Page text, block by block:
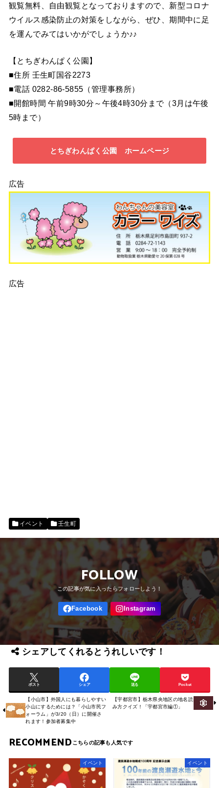
観覧無料、自由観覧となっておりますので、新型コロナ
ウイルス感染防止の対策をしながら、ぜひ、期間中に足
を運んでみてはいかがでしょうか♪♪
【とちぎわんぱく公園】
■住所 壬生町国谷2273
■電話 0282-86-5855（管理事務所）
■開館時間 午前9時30分～午後4時30分まで（3月は午後
5時まで）
とちぎわんぱく公園 ホームページ
広告
広告
イベント 壬生町
FOLLOW
シェアしてくれるとうれしいです！
ポスト シェア 送る Pocket
【小山市】外国人にも暮らしやすい
小山にするためには？「小山市民フ
ォーラム」が3/20（日）に開催さ
れます！参加者募集中
【宇都宮市】栃木県央地区の地名読
み方クイズ！「宇都宮市編①」
RECOMMEND
イベント イベント